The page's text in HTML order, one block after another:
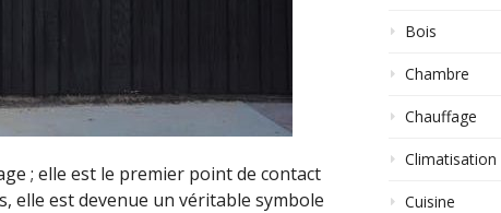
; elle est le premier point de contact
elle est devenue un véritable symbole
Bois
Chambre
Chauffage
Climatisation
Cuisine